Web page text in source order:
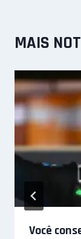
MAIS
Você